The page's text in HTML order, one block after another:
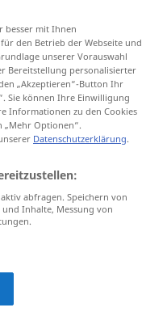
besser mit Ihnen
den Betrieb der Webseite und
unserer Vorauswahl
Bereitstellung personalisierter
„Akzeptieren“-Button Ihr
Sie können Ihre Einwilligung
Informationen zu den Cookies
„Mehr Optionen“.
Datenschutzerklärung.
abfragen. Speichern von
Inhalte, Messung von